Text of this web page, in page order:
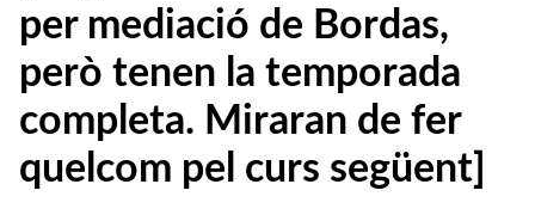
per mediació de Bordas,
però tenen la temporada
completa. Miraran de fer
quelcom pel curs següent]